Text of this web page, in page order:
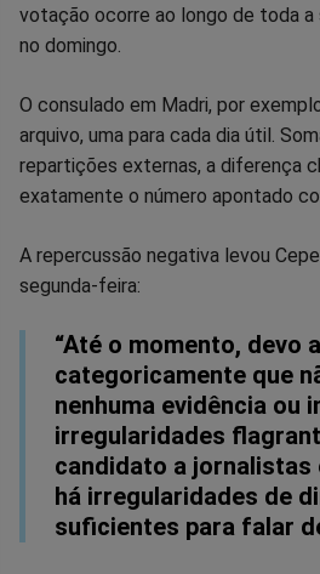
votação ocorre ao longo de toda a
no domingo.
O consulado em Madri, por
arquivo, uma para cada dia útil.
repartições externas, a diferença
exatamente o número apontado
A repercussão negativa levou
segunda-feira:
“Até o momento, devo
categoricamente que
nenhuma evidência ou
irregularidades
candidato a jornalistas
há irregularidades de
suficientes para falar